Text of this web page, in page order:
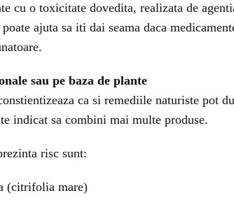
cu o toxicitate dovedita, realizata de
ajuta sa iti dai seama daca
sau pe baza de plante
ca si remediile naturiste pot
indicat sa combini mai multe produse.
risc sunt:
(citrifolia mare)